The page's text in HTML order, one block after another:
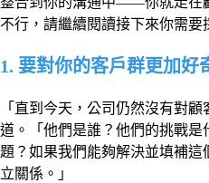
不行，請繼續閱讀接下來你需要
1. 要對你的客戶群更加好
「直到今天，公司仍然沒有對
道。「他們是誰？他們的挑戰是
題？如果我們能夠解決並填補
立關係。」